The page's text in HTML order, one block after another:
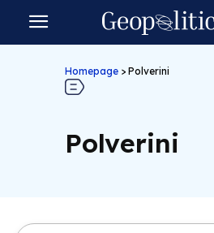
Homepage > Polverini
Polverini